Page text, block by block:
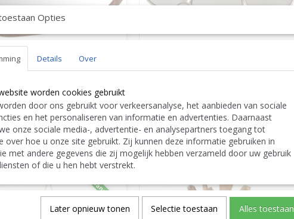
83 JLine 5527 by Jolipa 5527miroirs
au Panier
€ 79,99
Ajouter au Panier
Demandez RABAIS
Opties
Details Over
worden cookies gebruikt
door ons gebruikt voor verkeersanalyse, het aanbieden van sociale
en het personaliseren van informatie en advertenties. Daarnaast
onze sociale media-, advertentie- en analysepartners toegang tot
over hoe u onze site gebruikt. Zij kunnen deze informatie gebruiken in
met andere gegevens die zij mogelijk hebben verzameld door uw gebruik
of die u hen hebt verstrekt.
Later opnieuw tonen Selectie toestaan Alles toestaan